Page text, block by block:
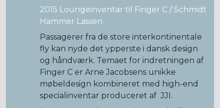
2015 Loungeinventar til Finger C / Schmidt
Hammer Lassen
Passagerer fra de store interkontinentale
fly kan nyde det ypperste i dansk design
og håndværk. Temaet for indretningen af
Finger C er Arne Jacobsens unikke
møbeldesign kombineret med high-end
specialinventar produceret af JJI.